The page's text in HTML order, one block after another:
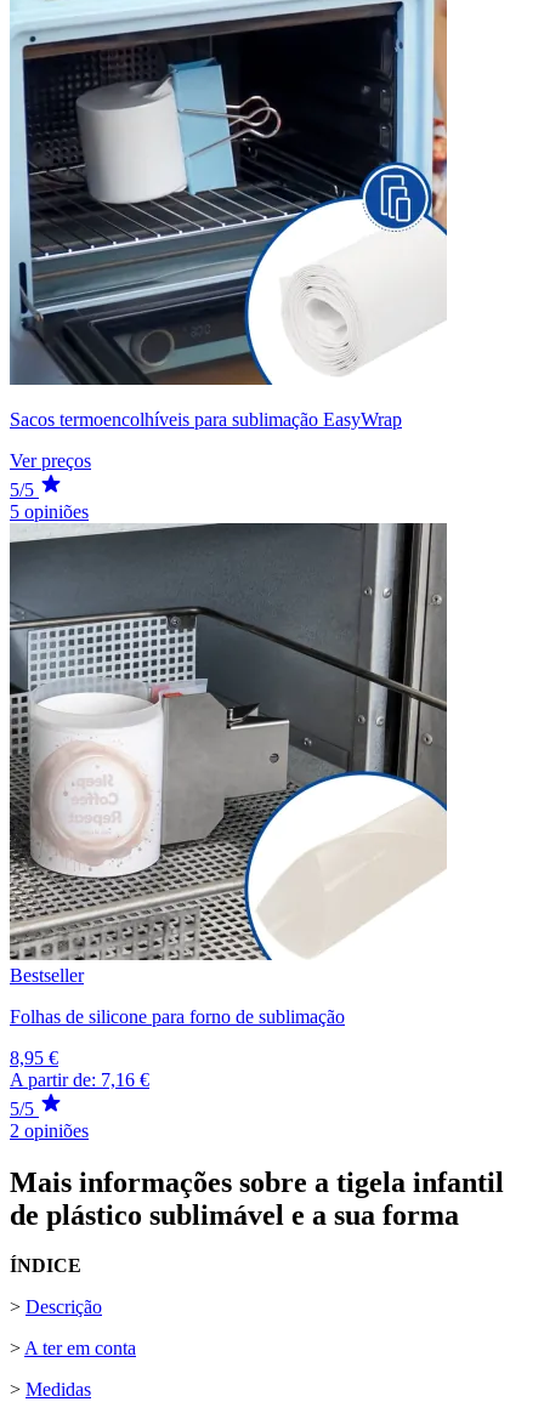
Sacos termoencolhíveis para sublimação EasyWrap
Ver preços
5/5
5 opiniões
Bestseller
Folhas de silicone para forno de sublimação
8,95 €
A partir de: 7,16 €
5/5
2 opiniões
Mais informações sobre a tigela infantil
de plástico sublimável e a sua forma
ÍNDICE
> Descrição
>A ter em conta
> Medidas